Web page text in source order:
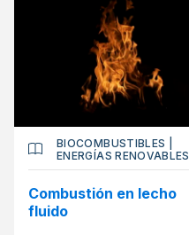
BIOCOMBUSTIBLES
ENERGÍAS RENOVABLES
Combustión en lecho
fluido